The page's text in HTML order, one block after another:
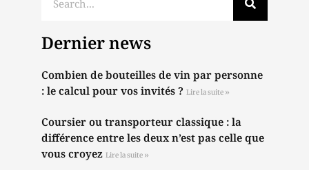
Dernier news
Combien de bouteilles de vin par personne
: le calcul pour vos invités ? Lire la suite »
Coursier ou transporteur classique : la
différence entre les deux n’est pas celle que
vous croyez Lire la suite »